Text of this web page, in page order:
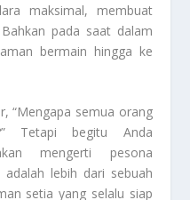
maksimal, membuat
pada saat dalam
bermain hingga ke
“Mengapa semua orang
Tetapi begitu Anda
mengerti pesona
adalah lebih dari sebuah
setia yang selalu siap